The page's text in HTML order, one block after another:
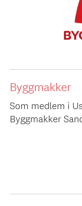
Byggmakker
Som medlem i
Byggmakker